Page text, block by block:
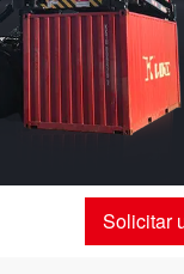
Solicitar